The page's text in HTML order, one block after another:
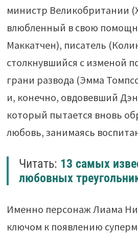
министр Великобритании
влюбленный в свою
Маккатчен), писатель
столкнувшийся с изменой
грани развода (Эмма
и, конечно, овдовевший
который пытается вновь
любовь, занимаясь
Читать: 13 самых
любовных
Именно персонаж Лиама
ключом к появлению